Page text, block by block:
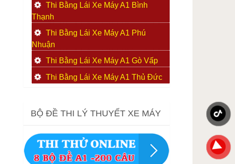
Thi Bằng Lái Xe Máy A1 Bình
Thạnh
Thi Bằng Lái Xe Máy A1 Phú
Nhuận
Thi Bằng Lái Xe Máy A1 Gò Vấp
Thi Bằng Lái Xe Máy A1 Thủ Đức
BỘ ĐỀ THI LÝ THUYẾT XE MÁY